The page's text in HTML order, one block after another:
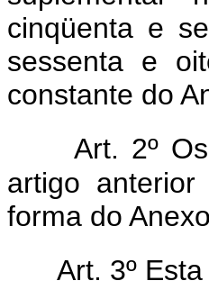
cinqüenta e
sessenta e
constante do
Art. 2º
artigo
forma do
Art. 3º